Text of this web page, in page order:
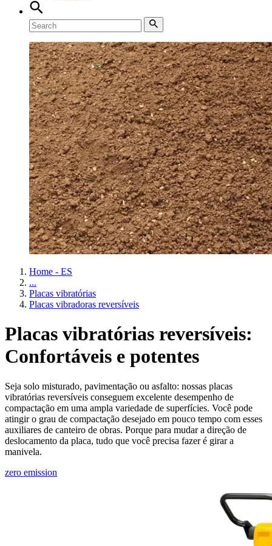
Home - ES
...
Placas vibratórias
Placas vibradoras reversíveis
Placas vibratórias reversíveis:
Confortáveis e potentes
Seja solo misturado, pavimentação ou asfalto: nossas placas
vibratórias reversíveis conseguem excelente desempenho de
compactação em uma ampla variedade de superfícies. Você pode
atingir o grau de compactação desejado em pouco tempo com esses
auxiliares de canteiro de obras. Porque para mudar a direção de
deslocamento da placa, tudo que você precisa fazer é girar a
manivela.
zero emission